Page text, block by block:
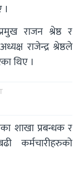
राजन श्रेष्ठ र
राजेन्द्र श्रेष्ठले
थिए ।
शाखा प्रबन्धक र
कर्मचारीहरुको